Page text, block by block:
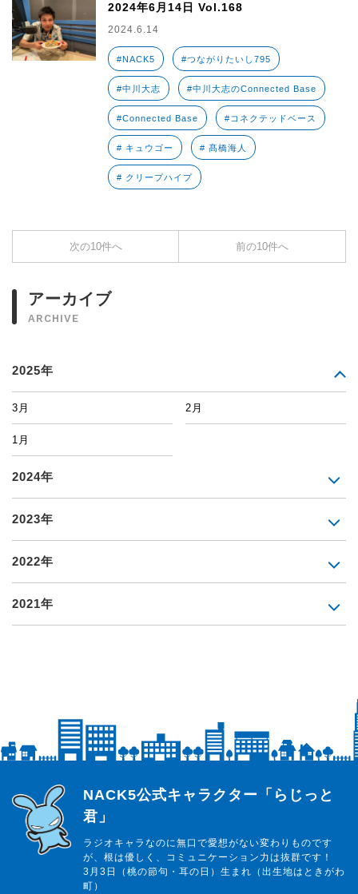
2024年6月14日 Vol.168
2024.6.14
#NACK5 #つながりたいし795
#中川大志 #中川大志のConnected Base
#Connected Base #コネクテッドベース
# キュウゴー # 髙橋海人
# クリープハイプ
次の10件へ 前の10件へ
アーカイブ
ARCHIVE
2025年
3月 2月
1月
2024年
2023年
2022年
2021年
らじっと君
NACK5公式キャラクター「らじっと
君」
ラジオキャラなのに無口で愛想がない変わりものです
が、根は優しく、コミュニケーション力は抜群です！
3月3日（桃の節句・耳の日）生まれ（出生地はときがわ
町）